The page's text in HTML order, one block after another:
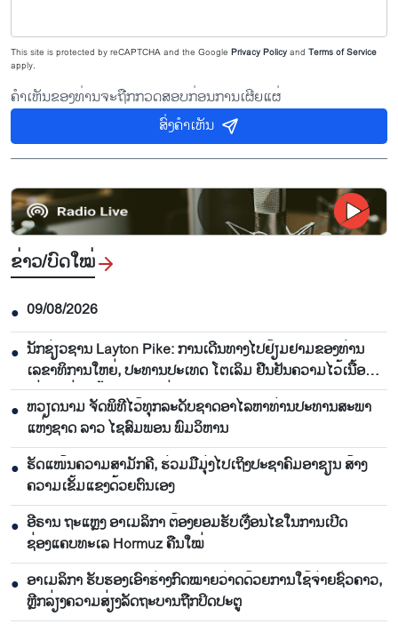
This site is protected by reCAPTCHA and the Google Privacy Policyand Terms of Service
apply.
ຄຳເຫັນຂອງທ່ານຈະຖືກກວດສອບກ່ອນການເຜີຍແຜ່
ສົ່ງຄຳເຫັນ
ຂ່າວ/ບົດ​ໃໝ່
● 09/08/2026
● ນັກຊ່ຽວຊານ Layton Pike: ການເດີນທາງໄປຢ້ຽມຢາມຂອງທ່ານ
ເລຂາທິການໃຫຍ່, ປະທານປະເທດ ໂຕເລິມ ຢືນຢັນຄວາມໄວ້ເນື້ອ
ເຊື່ອໃຈທີ່ນັບມື້ນັບສູງລະຫວ່າງ ຫວຽດນາມ ແລະ ອົດສະຕາລີ
● ຫວຽດນາມ ຈັດພິທີໄວ້ທຸກລະດັບຊາດອາໄລຫາທ່ານປະທານສະພາ
ແຫ່ງຊາດ ລາວ ໄຊສົມພອນ ພົມວິຫານ
● ຮັດແໜ້ນຄວາມສາມັກຄີ, ຮ່ວມມືມຸ່ງໄປເຖິງປະຊາຄົມອາຊຽນ ສ້າງ
ຄວາມເຂັ້ມແຂງດ້ວຍຕົນເອງ
● ອີຣານ ຖະແຫຼງ ອາເມລິກາ ຕ້ອງຍອມຮັບເງື່ອນໄຂໃນການເປີດ
ຊ່ອງແຄບທະເລ Hormuz ຄືນໃໝ່
● ອາເມລິກາ ຮັບຮອງເອົາຮ່າງກົດໝາຍວ່າດດ້ວຍການໃຊ້ຈ່າຍຊົ່ວຄາວ,
ຫຼີກລ່ຽງຄວາມສ່ຽງລັດຖະບານຖືກປິດປະຕູ